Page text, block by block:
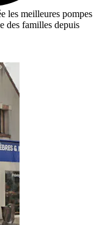
les meilleures pompes
des familles depuis